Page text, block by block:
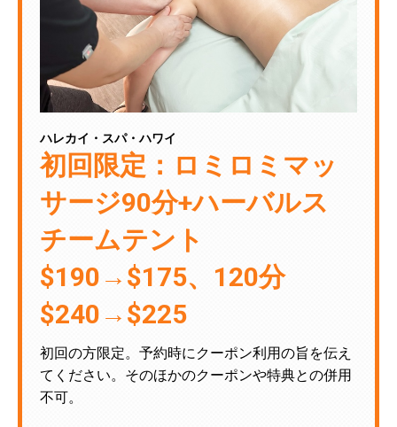
ハレカイ・スパ・ハワイ
初回限定：ロミロミマッ
サージ90分+ハーバルス
チームテント
$190→$175、120分
$240→$225
初回の方限定。予約時にクーポン利用の旨を伝え
てください。そのほかのクーポンや特典との併用
不可。